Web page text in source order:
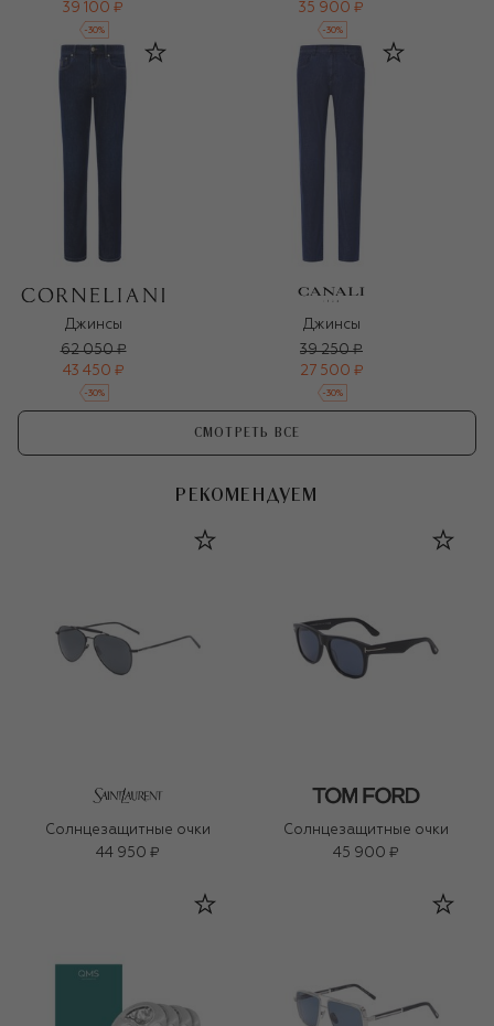
39 100 ₽
-30%
35 900 ₽
-30%
Джинсы
62 050 ₽
43 450 ₽
-30%
Джинсы
39 250 ₽
27 500 ₽
-30%
СМОТРЕТЬ ВСЕ
РЕКОМЕНДУЕМ
Солнцезащитные очки
44 950 ₽
Солнцезащитные очки
45 900 ₽